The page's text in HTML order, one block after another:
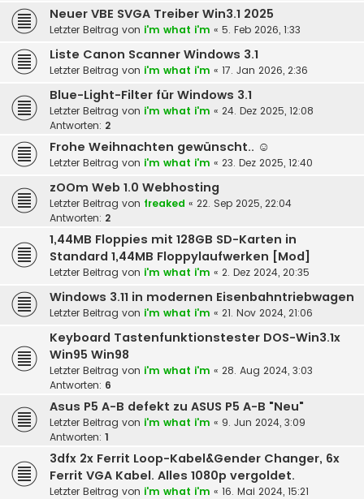
Neuer VBE SVGA Treiber Win3.1 2025
Letzter Beitrag von i'm what i'm « 5. Feb 2026, 1:33
Liste Canon Scanner Windows 3.1
Letzter Beitrag von i'm what i'm « 17. Jan 2026, 2:36
Blue-Light-Filter für Windows 3.1
Letzter Beitrag von i'm what i'm « 24. Dez 2025, 12:08
Antworten: 2
Frohe Weihnachten gewünscht.. ☺️
Letzter Beitrag von i'm what i'm « 23. Dez 2025, 12:40
zOOm Web 1.0 Webhosting
Letzter Beitrag von freaked « 22. Sep 2025, 22:04
Antworten: 2
1,44MB Floppies mit 128GB SD-Karten in
Standard 1,44MB Floppylaufwerken [Mod]
Letzter Beitrag von i'm what i'm « 2. Dez 2024, 20:35
Windows 3.11 in modernen Eisenbahntriebwagen
Letzter Beitrag von i'm what i'm « 21. Nov 2024, 21:06
Keyboard Tastenfunktionstester DOS-Win3.1x
Win95 Win98
Letzter Beitrag von i'm what i'm « 28. Aug 2024, 3:03
Antworten: 6
Asus P5 A-B defekt zu ASUS P5 A-B "Neu"
Letzter Beitrag von i'm what i'm « 9. Jun 2024, 3:09
Antworten: 1
3dfx 2x Ferrit Loop-Kabel&Gender Changer, 6x
Ferrit VGA Kabel. Alles 1080p vergoldet.
Letzter Beitrag von i'm what i'm « 16. Mai 2024, 15:21